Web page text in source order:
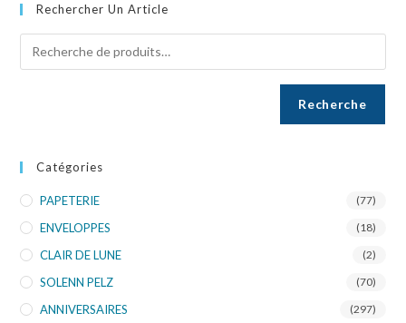
Rechercher Un Article
Recherche
Catégories
PAPETERIE (77)
ENVELOPPES (18)
CLAIR DE LUNE (2)
SOLENN PELZ (70)
ANNIVERSAIRES (297)